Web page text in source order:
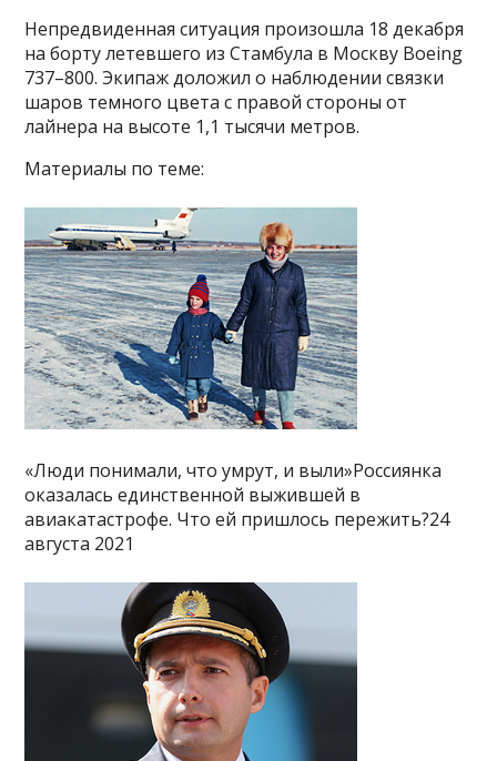
Непредвиденная ситуация произошла 18 декабря
на борту летевшего из Стамбула в Москву Boeing
737–800. Экипаж доложил о наблюдении связки
шаров темного цвета с правой стороны от
лайнера на высоте 1,1 тысячи метров.
Материалы по теме:
«Люди понимали, что умрут, и выли»Россиянка
оказалась единственной выжившей в
авиакатастрофе. Что ей пришлось пережить?24
августа 2021